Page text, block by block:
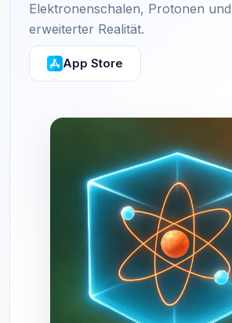
Elektronenschalen, Protonen
erweiterter Realität.
App Store